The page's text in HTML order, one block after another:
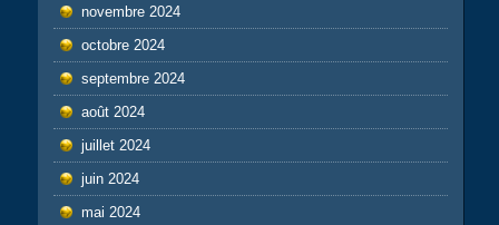
novembre 2024
octobre 2024
septembre 2024
août 2024
juillet 2024
juin 2024
mai 2024